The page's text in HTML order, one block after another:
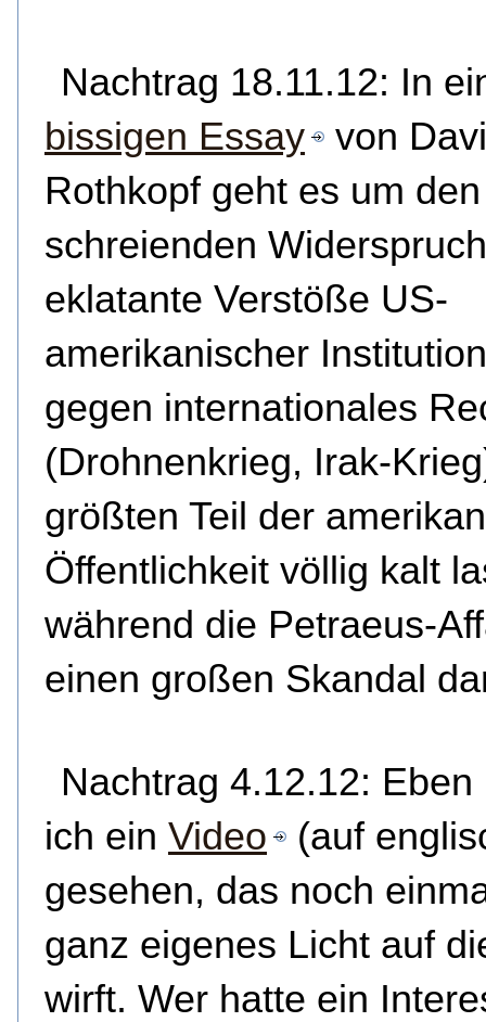
Nachtrag 18.11.12: In
bissigen Essay
von
Rothkopf geht es um den
schreienden
eklatante Verstöße US-
amerikanischer
gegen internationales
(Drohnenkrieg, Irak-
größten Teil der
Öffentlichkeit völlig kalt
während die Petraeus-
einen großen Skandal
Nachtrag 4.12.12: Eben
ich ein Video
(auf
gesehen, das noch
ganz eigenes Licht auf
wirft. Wer hatte ein